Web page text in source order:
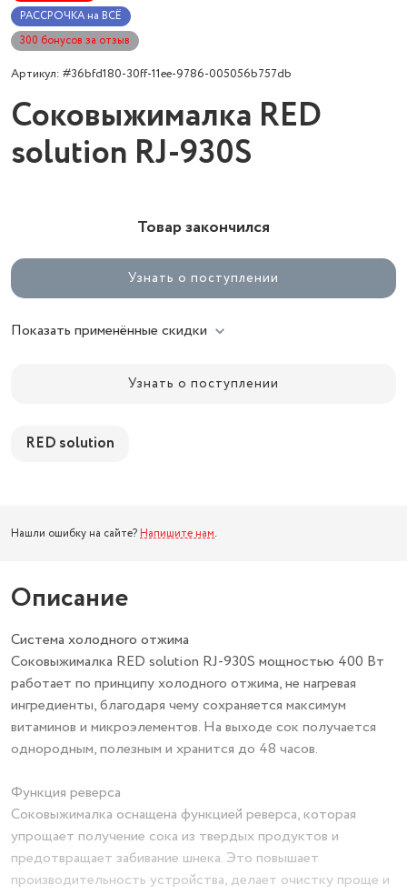
РАССРОЧКА на ВСЁ
300 бонусов за отзыв
Артикул: #36bfd180-30ff-11ee-9786-005056b757db
Соковыжималка RED
solution RJ-930S
Товар закончился
Узнать о поступлении
Показать применённые скидки
Узнать о поступлении
RED solution
Нашли ошибку на сайте? Напишите нам.
Описание
Система холодного отжима
Соковыжималка RED solution RJ-930S мощностью 400 Вт
работает по принципу холодного отжима, не нагревая
ингредиенты, благодаря чему сохраняется максимум
витаминов и микроэлементов. На выходе сок получается
однородным, полезным и хранится до 48 часов.
Функция реверса
Соковыжималка оснащена функцией реверса, которая
упрощает получение сока из твердых продуктов и
предотвращает забивание шнека. Это повышает
производительность устройства, делает очистку проще и